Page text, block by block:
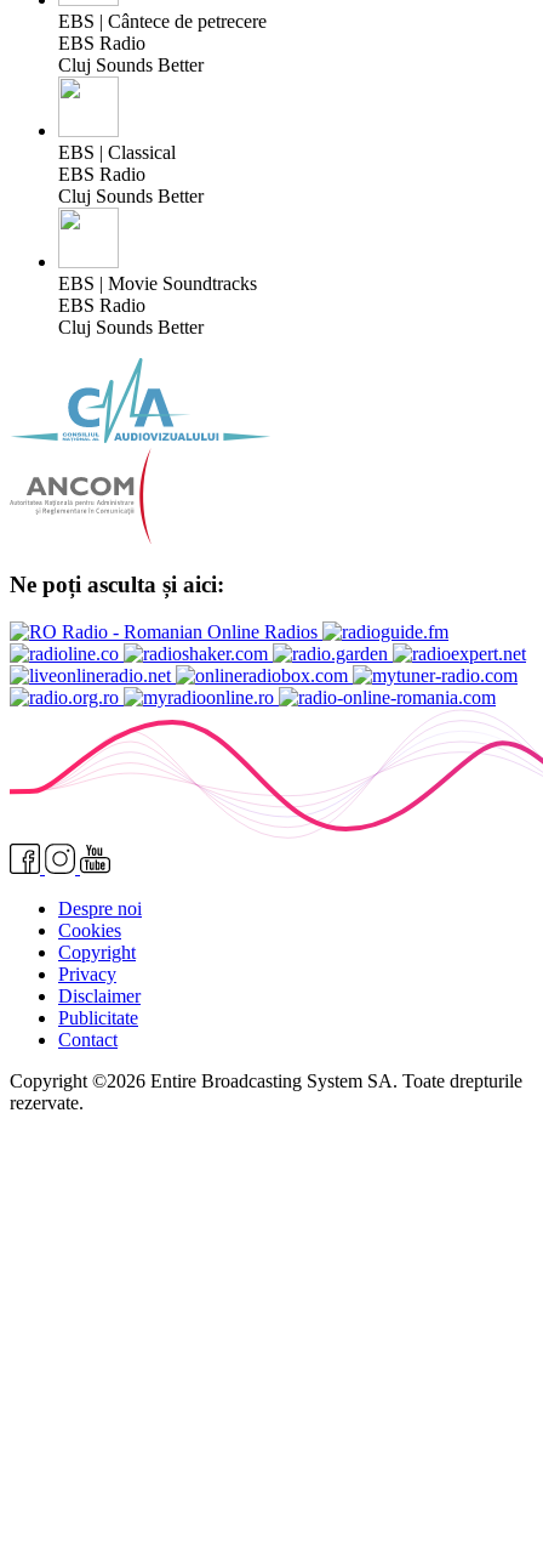
EBS | Cântece de petrecere
EBS Radio
Cluj Sounds Better
EBS | Classical
EBS Radio
Cluj Sounds Better
EBS | Movie Soundtracks
EBS Radio
Cluj Sounds Better
Ne poți asculta și aici:
Despre noi
Cookies
Copyright
Privacy
Disclaimer
Publicitate
Contact
Copyright ©2026 Entire Broadcasting System SA. Toate drepturile
rezervate.